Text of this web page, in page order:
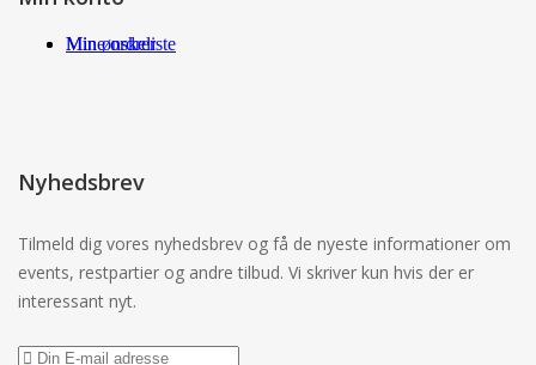
Min ønskeliste
Mine ordrer
Nyhedsbrev
Tilmeld dig vores nyhedsbrev og få de nyeste informationer om
events, restpartier og andre tilbud. Vi skriver kun hvis der er
interessant nyt.